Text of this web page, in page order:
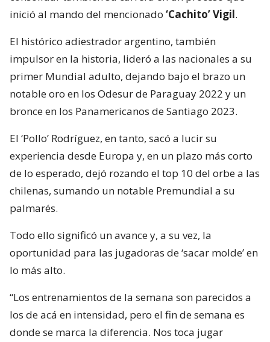
inició al mando del mencionado ‘Cachito’ Vigil.
El histórico adiestrador argentino, también
impulsor en la historia, lideró a las nacionales a su
primer Mundial adulto, dejando bajo el brazo un
notable oro en los Odesur de Paraguay 2022 y un
bronce en los Panamericanos de Santiago 2023.
El ‘Pollo’ Rodríguez, en tanto, sacó a lucir su
experiencia desde Europa y, en un plazo más corto
de lo esperado, dejó rozando el top 10 del orbe a las
chilenas, sumando un notable Premundial a su
palmarés.
Todo ello significó un avance y, a su vez, la
oportunidad para las jugadoras de ‘sacar molde’ en
lo más alto.
“Los entrenamientos de la semana son parecidos a
los de acá en intensidad, pero el fin de semana es
donde se marca la diferencia. Nos toca jugar